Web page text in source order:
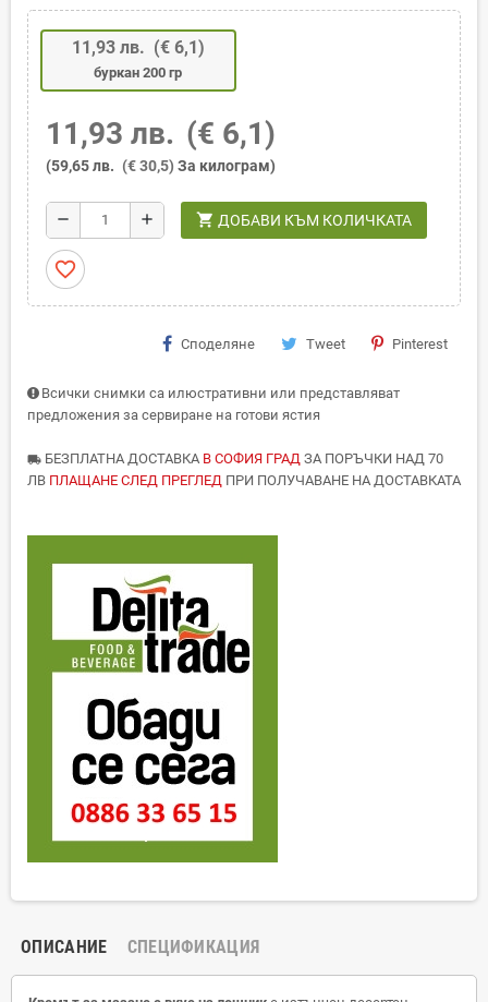
11,93 лв. (€ 6,1)
буркан 200 гр
11,93 лв. (€ 6,1)
(59,65 лв. (€ 30,5) За килограм)
remove add shopping_cart ДОБАВИ КЪМ КОЛИЧКАТА
favorite_border
Споделяне Tweet Pinterest
Всички снимки са илюстративни или представляват
предложения за сервиране на готови ястия
local_shipping БЕЗПЛАТНА ДОСТАВКА В СОФИЯ ГРАД ЗА ПОРЪЧКИ НАД 70
ЛВ ПЛАЩАНЕ СЛЕД ПРЕГЛЕД ПРИ ПОЛУЧАВАНЕ НА ДОСТАВКАТА
ОПИСАНИЕ СПЕЦИФИКАЦИЯ